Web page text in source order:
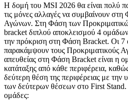
Η δομή του MSI 2026 θα είναι πολύ
τις μόνες αλλαγές να συμβαίνουν
Αγώνων. Στη Φάση των
bracket διπλού αποκλεισμού 4
την πρόκριση στη Φάση Bracket. Οι 7
παρακάμψουν τους Προκριματικούς
απευθείας στη Φάση Bracket είναι η
κατάταξης από κάθε περιφέρεια,
δεύτερη θέση της περιφέρειας με την
των δεύτερων θέσεων στο First
ομάδες: